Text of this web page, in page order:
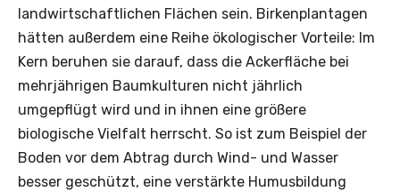
landwirtschaftlichen Flächen sein. Birkenplantagen
hätten außerdem eine Reihe ökologischer Vorteile: Im
Kern beruhen sie darauf, dass die Ackerfläche bei
mehrjährigen Baumkulturen nicht jährlich
umgepflügt wird und in ihnen eine größere
biologische Vielfalt herrscht. So ist zum Beispiel der
Boden vor dem Abtrag durch Wind- und Wasser
besser geschützt, eine verstärkte Humusbildung